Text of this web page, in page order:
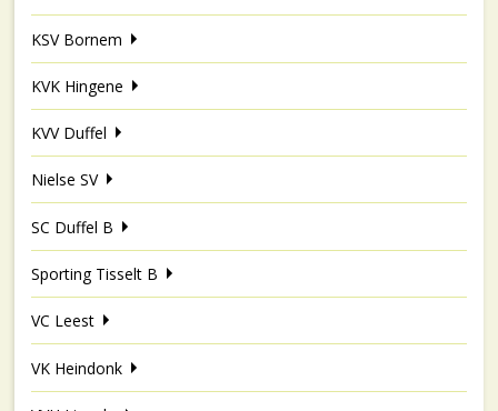
KSV Bornem
KVK Hingene
KVV Duffel
Nielse SV
SC Duffel B
Sporting Tisselt B
VC Leest
VK Heindonk